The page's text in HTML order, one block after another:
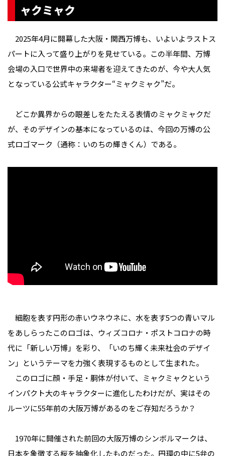
ャクミャク
2025年4月に開幕した大阪・関西万博も、いよいよラストス
パートに入って盛り上がりを見せている。この半年間、万博
会場の入口で世界中の来場者を迎えてきたのが、今や大人気
となっている公式キャラクター“ミャクミャク”だ。
どこか異界からの眼差しをたたえる表情のミャクミャクだ
が、そのデザインの基本になっているのは、今回の万博の公
式ロゴマーク（通称：いのちの輝きくん）である。
細胞を表す円形の赤いウネウネに、水を表す5つの青いマル
をあしらったこのロゴは、ウィズコロナ・ポストコロナの時
代に「新しい万博」を彩り、「いのち輝く未来社会のデザイ
ン」というテーマを力強く表現するものとして生まれた。
このロゴに顔・手足・胴体が付いて、ミャクミャクという
インパクト大のキャラクターに進化したわけだが、実はその
ルーツに55年前の大阪万博があるのをご存知だろうか？
1970年に開催された前回の大阪万博のシンボルマークは、
日本を象徴する桜を抽象化したものだった。円環の中に5弁の